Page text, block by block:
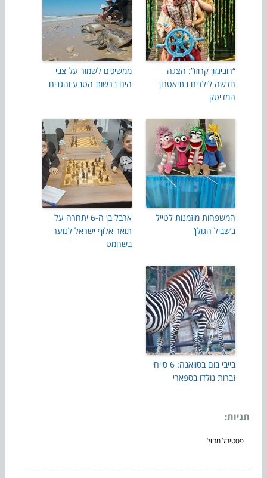
“רובינזון קרוזו”: הצגה
חדשה לילדים בתיאטרון
המדיטק
ממשיכים לשמור על צבי
הים ברשות הטבע והגנים
המשפחות מוזמנות לטייל
ב’שביל הגולן’
ארבל בן ה-6 יתחרה על
תואר אלוף ישראל לנוער
בשחמט
בייבי בום בסוואנה: 6 סייחי
זברות נולדו בספארי
תגיות:
פסטיבל מחול